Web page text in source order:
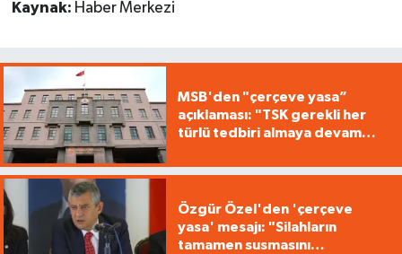
Kaynak: Haber Merkezi
MSB'den "çerçeve yasa”
açıklaması: "TSK gerekli her
türlü tedbiri almaya devam
Özgür Özel'den 'çerçeve
yasa' mesajı: "Silahların
tamamen susmasını